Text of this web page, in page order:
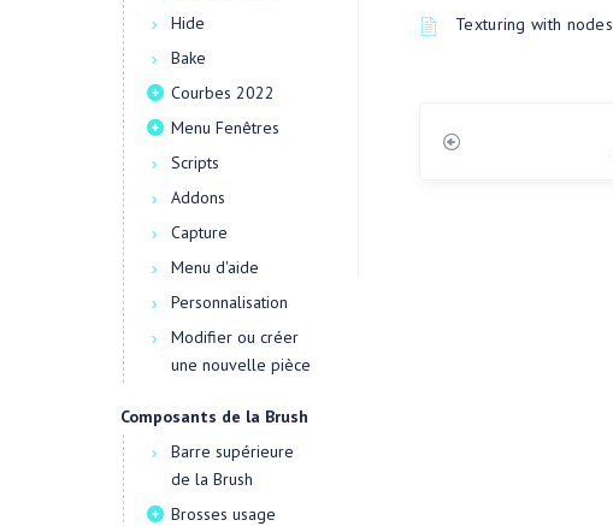
Hide
Bake
Courbes 2022
Menu Fenêtres
Scripts
Addons
Capture
Menu d'aide
Personnalisation
Modifier ou créer
une nouvelle pièce
Composants de la Brush
Barre supérieure
de la Brush
Brosses usage
Texturing with nodes